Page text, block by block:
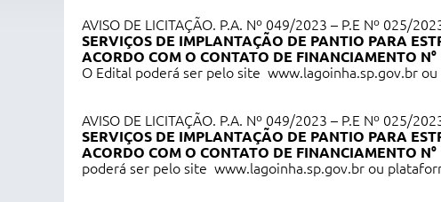
AVISO DE LICITAÇÃO. P.A. Nº 049/2023 – P.E Nº 025/
SERVIÇOS DE IMPLANTAÇÃO DE PANTIO PARA
ACORDO COM O CONTATO DE FINANCIAMENTO
O Edital poderá ser pelo site www.lagoinha.sp.gov.br ou
AVISO DE LICITAÇÃO. P.A. Nº 049/2023 – P.E Nº 025/
SERVIÇOS DE IMPLANTAÇÃO DE PANTIO PARA
ACORDO COM O CONTATO DE FINANCIAMENTO
poderá ser pelo site www.lagoinha.sp.gov.br ou